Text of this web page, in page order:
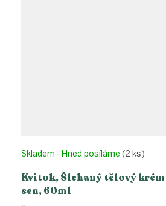
Kvitok, Šlehaný tělový
sen, 60ml
Skladem - Hned posíláme (2 ks)